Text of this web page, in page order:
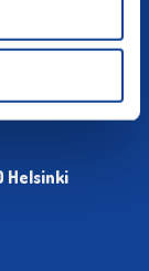
Helsinki